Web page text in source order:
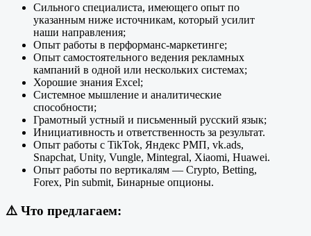
Сильного специалиста, имеющего опыт по
указанным ниже источникам, который усилит
наши направления;
Опыт работы в перформанс-маркетинге;
Опыт самостоятельного ведения рекламных
кампаний в одной или нескольких системах;
Хорошие знания Excel;
Системное мышление и аналитические
способности;
Грамотный устный и письменный русский язык;
Инициативность и ответственность за результат.
Опыт работы с TikTok, Яндекс РМП, vk.ads,
Snapchat, Unity, Vungle, Mintegral, Xiaomi, Huawei.
Опыт работы по вертикалям — Crypto, Betting,
Forex, Pin submit, Бинарные опционы.
⚠️ Что предлагаем: